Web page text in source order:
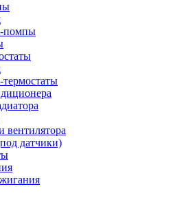
помпы
термостаты
вентилятора
датчики)